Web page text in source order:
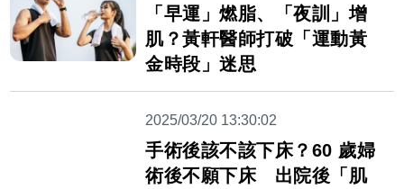
「早運」燃脂、「夜訓」增
肌？黃軒醫師打破「運動黃
金時段」迷思
2025/03/20 13:30:02
手術後該不該下床？60 歲婦
術後不願下床 出院後「肌